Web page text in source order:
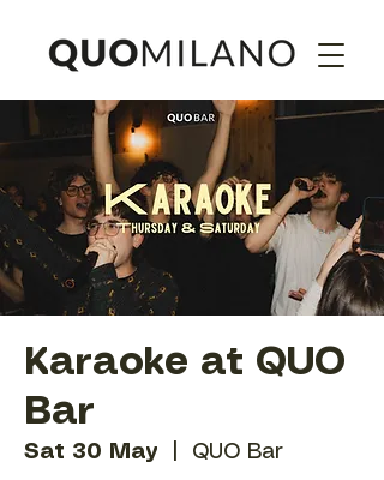
Karaoke at QUO
Bar
Sat 30 May QUO Bar